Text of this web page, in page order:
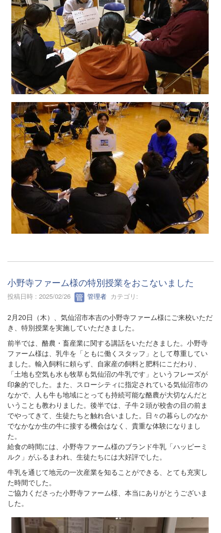
小野寺ファーム様の特別授業をおこないました
投稿日時 : 2025/02/26 管理者 カテゴリ:
2月20日（木）、気仙沼市本吉の小野寺ファーム様にご来校いただ
き、特別授業を実施していただきました。
前半では、酪農・畜産業に関する講話をいただきました。小野寺
ファーム様は、乳牛を「ともに働くスタッフ」として尊重してい
ました。輸入飼料に頼らず、自家産の飼料と肥料にこだわり、
「土地も空気も水も牧草も気仙沼の牛乳です」というフレーズが
印象的でした。また、スローシティに指定されている気仙沼市の
なかで、人も牛も地域にとっても持続可能な酪農が大切なんだと
いうことも教わりました。後半では、子牛２頭が校舎の目の前ま
でやってきて、生徒たちと触れ合いました。日々の暮らしのなか
でなかなか生の牛に接する機会はなく、貴重な体験になりまし
た。
給食の時間には、小野寺ファーム様のブランド牛乳「ハッピーミ
ルク」がふるまわれ、生徒たちには大好評でした。
牛乳を通じて地元の一次産業を知ることができる、とても充実し
た時間でした。
ご協力くださった小野寺ファーム様、本当にありがとうございま
した。